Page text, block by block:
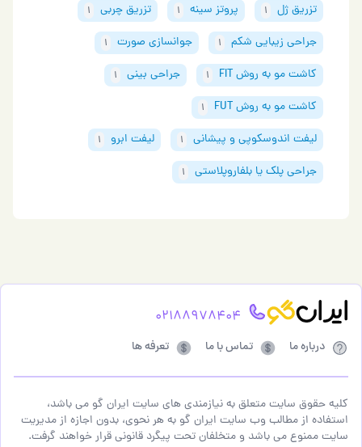
تزریق ژل 1 پروتز سینه 1 تزریق چربی 1
جراحی زیبایی شکم 1 جوانسازی صورت 1
کاشت مو به روش FIT 1 جراحی بینی 1
کاشت مو به روش FUT 1
لیفت اندوسکوپی و پیشانی 1 لیفت ابرو 1
جراحی پلک یا بلفاروپلاستی 1
02188978404
درباره ما تماس با ما تعرفه ها
کلیه حقوق سایت متعلق به نیازمندی های سایت ایران گو می باشد،
استفاده از مطالب وب سایت ایران گو به هر نحوی، بدون اجازه از مدیریت
سایت ممنوع می باشد و متخلفان تحت پیگرد قانونی قرار خواهند گرفت.